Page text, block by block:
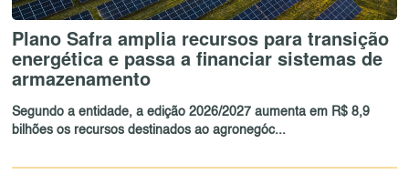
Plano Safra amplia recursos para transição
energética e passa a financiar sistemas de
armazenamento
Segundo a entidade, a edição 2026/2027 aumenta em R$ 8,9
bilhões os recursos destinados ao agronegóc...